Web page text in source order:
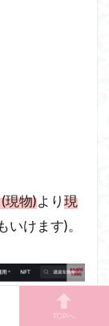
現物)より現
けます)。
TOPへ